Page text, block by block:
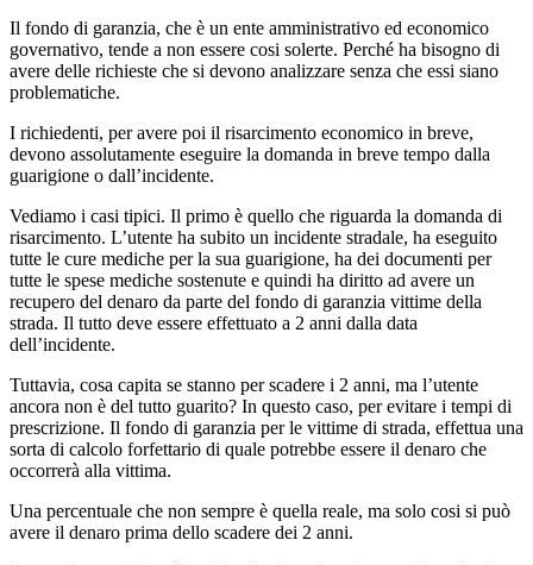
Il fondo di garanzia, che è un ente amministrativo ed economico
governativo, tende a non essere cosi solerte. Perché ha bisogno di
avere delle richieste che si devono analizzare senza che essi siano
problematiche.
I richiedenti, per avere poi il risarcimento economico in breve,
devono assolutamente eseguire la domanda in breve tempo dalla
guarigione o dall’incidente.
Vediamo i casi tipici. Il primo è quello che riguarda la domanda di
risarcimento. L’utente ha subito un incidente stradale, ha eseguito
tutte le cure mediche per la sua guarigione, ha dei documenti per
tutte le spese mediche sostenute e quindi ha diritto ad avere un
recupero del denaro da parte del fondo di garanzia vittime della
strada. Il tutto deve essere effettuato a 2 anni dalla data
dell’incidente.
Tuttavia, cosa capita se stanno per scadere i 2 anni, ma l’utente
ancora non è del tutto guarito? In questo caso, per evitare i tempi di
prescrizione. Il fondo di garanzia per le vittime di strada, effettua una
sorta di calcolo forfettario di quale potrebbe essere il denaro che
occorrerà alla vittima.
Una percentuale che non sempre è quella reale, ma solo cosi si può
avere il denaro prima dello scadere dei 2 anni.